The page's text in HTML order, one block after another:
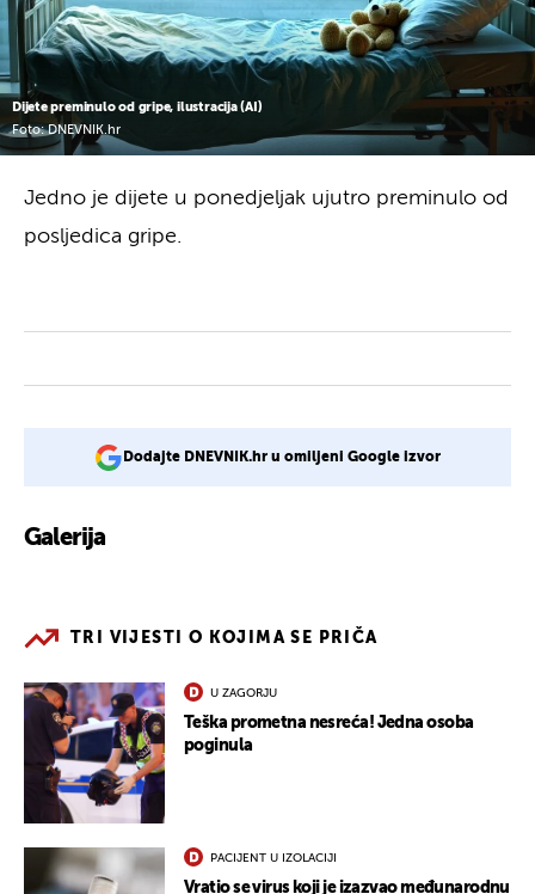
Dijete preminulo od gripe, ilustracija (AI)
Foto: DNEVNIK.hr
Jedno je dijete u ponedjeljak ujutro preminulo od
posljedica gripe.
Dodajte DNEVNIK.hr u omiljeni Google izvor
Galerija
TRI VIJESTI O KOJIMA SE PRIČA
U ZAGORJU
Teška prometna nesreća! Jedna osoba
poginula
PACIJENT U IZOLACIJI
Vratio se virus koji je izazvao međunarodnu